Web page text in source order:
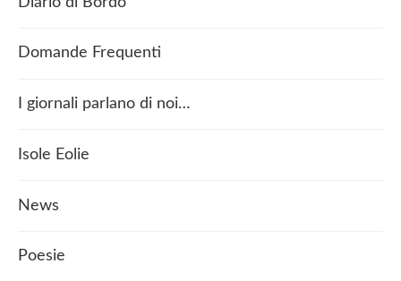
Domande Frequenti
I giornali parlano di noi…
Isole Eolie
News
Poesie